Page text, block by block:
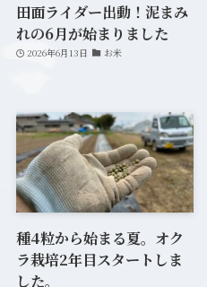
田面ライダー出動！泥まみ
れの6月が始まりました
2026年6月13日 お米
種4粒から始まる夏。オク
ラ栽培2年目スタートしま
した。